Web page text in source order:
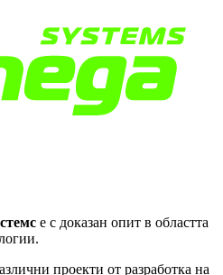
е с доказан опит в областта
проекти от разработка на